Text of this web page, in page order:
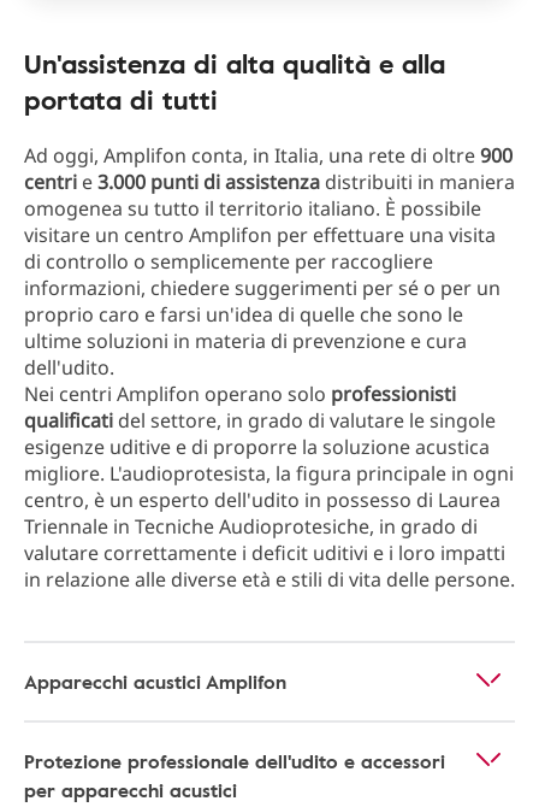
Un'assistenza di alta qualità e alla
portata di tutti
Ad oggi, Amplifon conta, in Italia, una rete di oltre900
centri e3.000 punti di assistenza distribuiti in maniera
omogenea su tutto il territorio italiano. È possibile
visitare un centro Amplifon per effettuare una visita
di controllo o semplicemente per raccogliere
informazioni, chiedere suggerimenti per sé o per un
proprio caro e farsi un'idea di quelle che sono le
ultime soluzioni in materia di prevenzione e cura
dell'udito.
Nei centri Amplifon operano solo professionisti
qualificati del settore, in grado di valutare le singole
esigenze uditive e di proporre la soluzione acustica
migliore. L'audioprotesista, la figura principale in ogni
centro, è un esperto dell'udito in possesso di Laurea
Triennale in Tecniche Audioprotesiche, in grado di
valutare correttamente i deficit uditivi e i loro impatti
in relazione alle diverse età e stili di vita delle persone.
Apparecchi acustici Amplifon
Protezione professionale dell'udito e accessori
per apparecchi acustici